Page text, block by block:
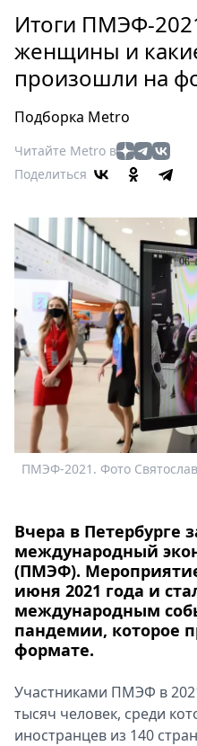
Россия
Мир
Здоровье
Туризм
Мода
Театр
Афиша
Книги
Выставки
Пресс-
релизы
О
Metro
Стримы
Спецпроекты
Звезды
Выборы
Metro
Итоги ПМЭФ-
женщины и
произошли на
Подборка Metro
Читайте Metro в
Поделиться
ПМЭФ-2021. Фото
Вчера в Петербурге
международный
(ПМЭФ).
июня 2021 года и
международным
пандемии, которое
формате.
Участниками ПМЭФ в
тысяч человек, среди
иностранцев из 140